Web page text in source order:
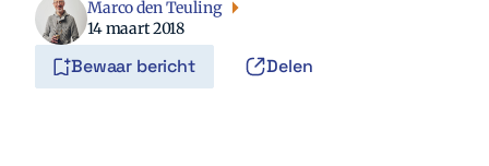
Marco den Teuling
14 maart 2018
Bewaar bericht Delen